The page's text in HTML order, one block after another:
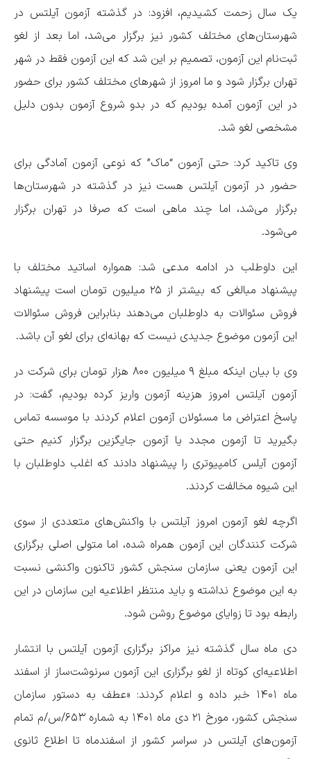
یک سال زحمت کشیدیم، افزود: در گذشته آزمون آیلتس در
شهرستان‌های مختلف کشور نیز برگزار می‌شد، اما بعد از لغو
ثبت‌نام این آزمون، تصمیم بر این شد که این آزمون فقط در شهر
تهران برگزار شود و ما امروز از شهر‌های مختلف کشور برای حضور
در این آزمون آمده بودیم که در بدو شروع آزمون بدون دلیل
مشخصی لغو شد.
وی تاکید کرد: حتی آزمون “ماک” که نوعی آزمون آمادگی برای
حضور در آزمون آیلتس هست نیز در گذشته در شهرستان‌ها
برگزار می‌شد، اما چند ماهی است که صرفا در تهران برگزار
می‌شود.
این داوطلب در ادامه مدعی شد: همواره اساتید مختلف با
پیشنهاد مبالغی که بیشتر از ۲۵ میلیون تومان است پیشنهاد
فروش سئوالات به داوطلبان می‌دهند بنابراین فروش سئوالات
این آزمون موضوع جدیدی نیست که بهانه‌ای برای لغو آن باشد.
وی با بیان اینکه مبلغ ۹ میلیون ۸۰۰ هزار تومان برای شرکت در
آزمون آیلتس امروز هزینه آزمون واریز کرده بودیم، گفت: در
پاسخ اعتراض ما مسئولان آزمون اعلام کردند با موسسه تماس
بگیرید تا آزمون مجدد یا آزمون جایگزین برگزار کنیم حتی
آزمون آیلس کامپیوتری را پیشنهاد دادند که اغلب داوطلبان با
این شیوه مخالفت کردند.
اگرچه لغو آزمون امروز آیلتس با واکنش‌های متعددی از سوی
شرکت کنندگان این آزمون همراه شده، اما متولی اصلی برگزاری
این آزمون یعنی سازمان سنجش کشور تاکنون واکنشی نسبت
به این موضوع نداشته و باید منتظر اطلاعیه این سازمان در این
رابطه بود تا زوایای موضوع روشن شود.
دی ماه سال گذشته نیز مراکز برگزاری آزمون آیلتس با انتشار
اطلاعیه‌ای کوتاه از لغو برگزاری این آزمون سرنوشت‌ساز از اسفند
ماه ۱۴۰۱ خبر داده و اعلام کردند: «عطف به دستور سازمان
سنجش کشور، مورخ ۲۱ دی ماه ۱۴۰۱ به شماره ۶۵۳/س/م تمام
آزمون‌های آیلتس در سراسر کشور از اسفندماه تا اطلاع ثانوی